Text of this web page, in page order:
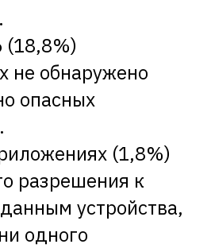
(18,8%)
не обнаружено
опасных
(1,8%)
разрешения к
устройства,
одного